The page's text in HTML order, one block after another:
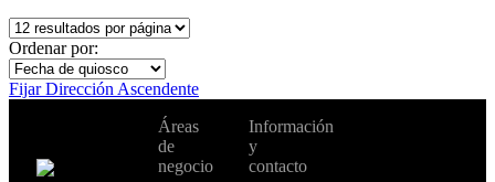
Ordenar por:
Fijar Dirección Ascendente
Áreas
de
negocio
Información
y
contacto